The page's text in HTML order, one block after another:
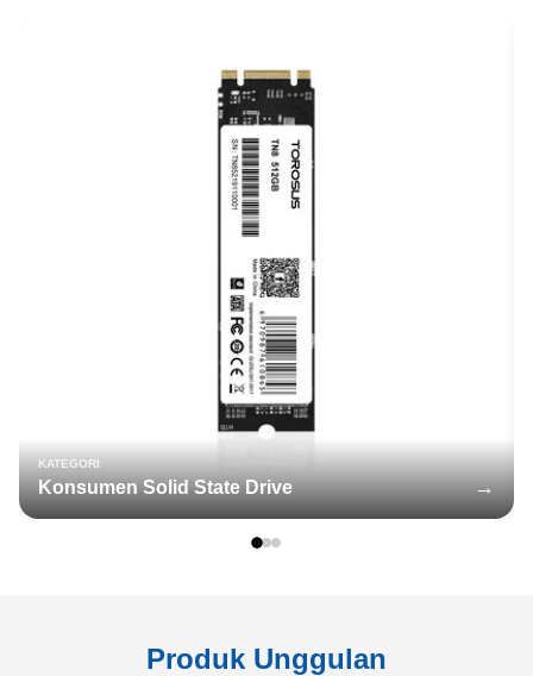
KATEGORI
Konsumen Solid State Drive
Produk Unggulan